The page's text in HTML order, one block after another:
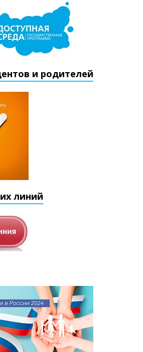
и родителей
линий